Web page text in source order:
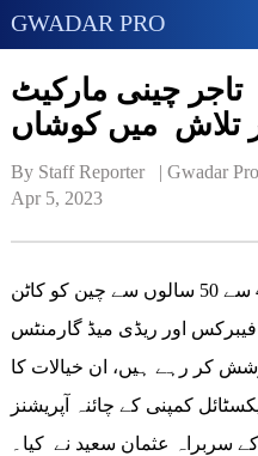
GWADAR PRO
تاجر چینی مارکیٹ
تلاش میں کوشاں
By Staff Reporter   | Gwadar Pro
Apr 5, 2023
شنگھائی (گوادر پرو) پاکستان 40 سے 50 سالوں سے چین کو کاٹن
فیبرکس اور ریڈی میڈ گارمنٹس
کر رہے ہیں، ان خیالات کا
ٹیکسٹائل کمپنی کے چائنہ آپریشنز
کے سربراہ عثمان سعید نے کیا۔